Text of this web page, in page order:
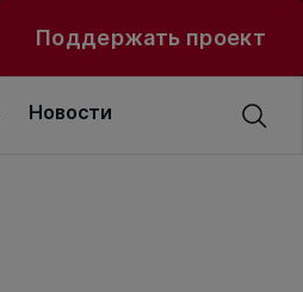
Поддержать проект
Новости